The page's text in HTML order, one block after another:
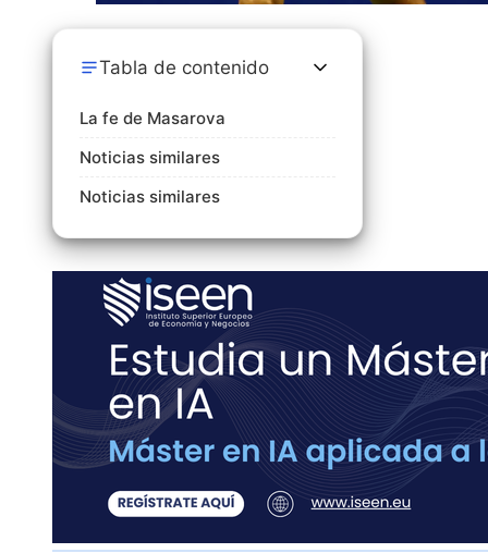
Tabla de contenido
La fe de Masarova
Noticias similares
Noticias similares